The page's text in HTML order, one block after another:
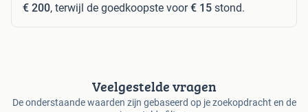
€ 200, terwijl de goedkoopste voor€ 15 stond.
Veelgestelde vragen
De onderstaande waarden zijn gebaseerd op je zoekopdracht en de